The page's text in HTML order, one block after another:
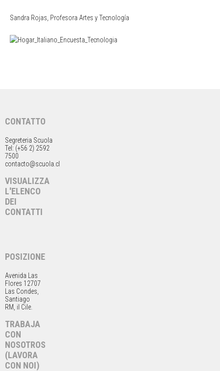
Sandra Rojas, Profesora Artes y Tecnología
CONTATTO
Segreteria Scuola
Tel: (+56 2) 2592
7500
contacto@scuola.cl
VISUALIZZA
L'ELENCO
DEI
CONTATTI
POSIZIONE
Avenida Las
Flores 12707
Las Condes,
Santiago
RM, il Cile.
TRABAJA
CON
NOSOTROS
(LAVORA
CON NOI)